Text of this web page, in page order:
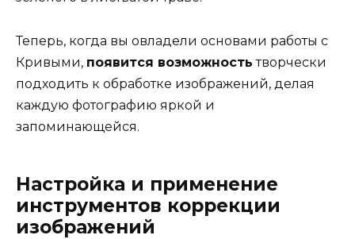
Теперь, когда вы овладели основами работы с
Кривыми, появится возможность творчески
подходить к обработке изображений, делая
каждую фотографию яркой и
запоминающейся.
Настройка и применение
инструментов коррекции
изображений